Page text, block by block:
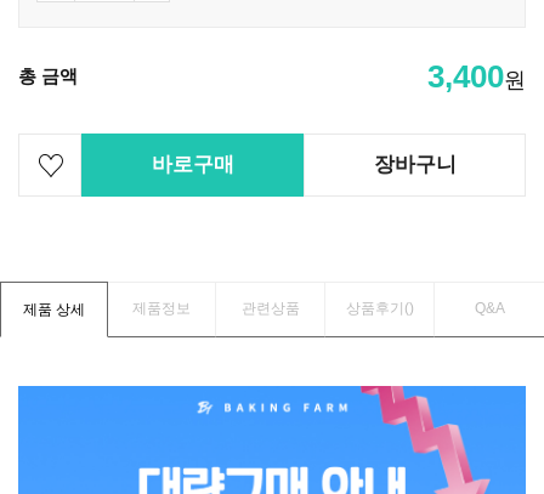
총 금액 3,400원
바로구매 장바구니
제품 상세 제품정보 관련상품 상품후기() Q&A